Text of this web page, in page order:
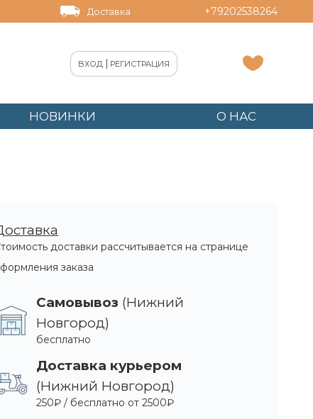
Доставка +79202538264
ВХОД |РЕГИСТРАЦИЯ
НОВИНКИ О НАС
доставки рассчитывается на странице
заказа
Самовывоз (Нижний
Новгород)
бесплатно
Доставка курьером
(Нижний Новгород)
250₽ / бесплатно от 2500₽